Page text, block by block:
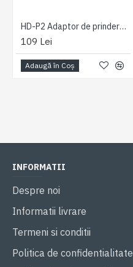
HD-P2 Adaptor de prindere rapida pe coloane verticale pentru microscoape Dino-Lite
109 Lei
Adaugă în Coş
INFORMATII
Despre noi
Informatii livrare
Termeni si conditii
Politica de confidentialitate